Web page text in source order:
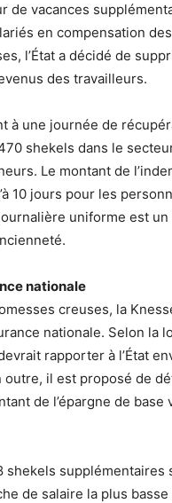
de vacances
en compensation
l’État a décidé de
des travailleurs.
à une journée de
shekels dans le
Le montant de
10 jours pour les
uniforme est
nationale
creuses, la
nationale. Selon la
rapporter à l’État
il est proposé de
de l’épargne de
shekels
de salaire la plus